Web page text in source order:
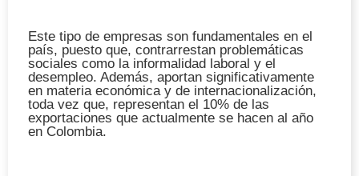
Este tipo de empresas son fundamentales en el
país, puesto que, contrarrestan problemáticas
sociales como la informalidad laboral y el
desempleo. Además, aportan significativamente
en materia económica y de internacionalización,
toda vez que, representan el 10% de las
exportaciones que actualmente se hacen al año
en Colombia.